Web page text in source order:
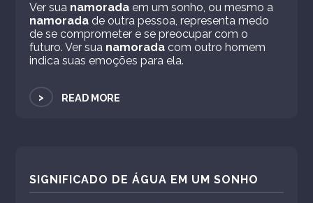
Ver sua namorada em um sonho, ou mesmo a
namorada de outra pessoa, representa medo
de se comprometer e se preocupar com o
futuro. Ver sua namorada com outro homem
indica suas emoções para ela.
> READ MORE
SIGNIFICADO DE ÁGUA EM UM SONHO